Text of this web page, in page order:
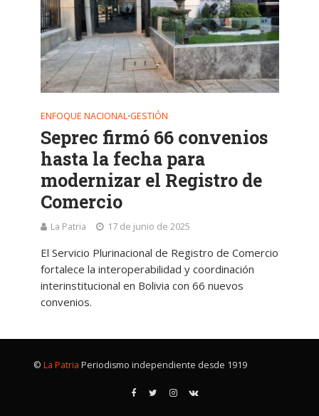
ENFOQUE NACIONAL•GESTIÓN
Seprec firmó 66 convenios
hasta la fecha para
modernizar el Registro de
Comercio
La Patria 17 de junio de 2025
El Servicio Plurinacional de Registro de Comercio
fortalece la interoperabilidad y coordinación
interinstitucional en Bolivia con 66 nuevos
convenios.
© La Patria Periodismo independiente desde 1919